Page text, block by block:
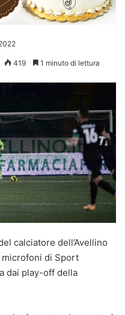
419 1 minuto di lettura
calciatore dell’Avellino
microfoni di Sport
dai play-off della